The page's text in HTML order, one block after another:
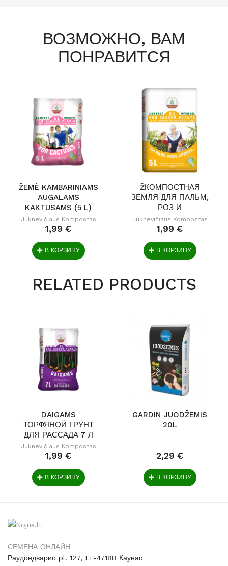
ВОЗМОЖНО, ВАМ
ПОНРАВИТСЯ
ŽEMĖ KAMBARINIAMS
AUGALAMS
KAKTUSAMS (5 L)
Juknevičiaus Kompostas
1,99 €
В КОРЗИНУ
ŽКОМПОСТНАЯ
ЗЕМЛЯ ДЛЯ ПАЛЬМ,
РОЗ И
ЦИТРУСОВЫХ...
Juknevičiaus Kompostas
1,99 €
В КОРЗИНУ
RELATED PRODUCTS
DAIGAMS
ТОРФЯНОЙ ГРУНТ
ДЛЯ РАССАДА 7 Л
Juknevičiaus Kompostas
1,99 €
В КОРЗИНУ
GARDIN JUODŽEMIS
20L
2,29 €
В КОРЗИНУ
СЕМЕНА ОНЛАЙН
Раудондварио pl. 127, LT-47188 Каунас